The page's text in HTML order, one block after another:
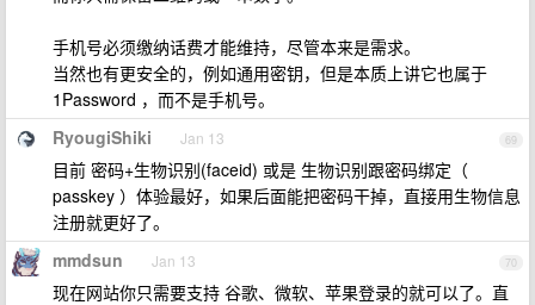
手机号必须缴纳话费才能维持，尽管本来是需求。
当然也有更安全的，例如通用密钥，但是本质上讲它也属于
1Password ，而不是手机号。
69
RyougiShiki Jan 13
目前 密码+生物识别(faceid) 或是 生物识别跟密码绑定（
passkey ）体验最好，如果后面能把密码干掉，直接用生物信息
注册就更好了。
70
mmdsun Jan 13
现在网站你只需要支持 谷歌、微软、苹果登录的就可以了。直